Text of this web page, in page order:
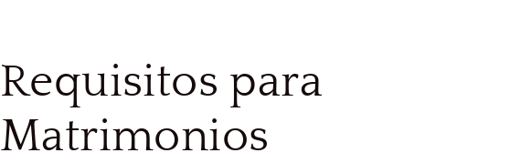
Requisitos para
Matrimonios